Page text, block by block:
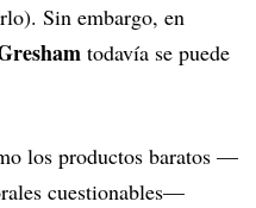
Sin embargo, en
todavía se puede
los productos baratos —
cuestionables—